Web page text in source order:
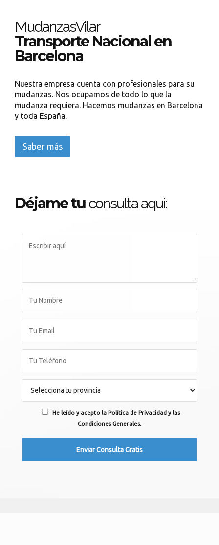
MudanzasVilar
Transporte Nacional en
Barcelona
Nuestra empresa cuenta con profesionales para su
mudanzas. Nos ocupamos de todo lo que la
mudanza requiera. Hacemos mudanzas en Barcelona
y toda España.
Saber más
Déjame tu consulta aqui:
He leído y acepto la Política de Privacidad y las
Condiciones Generales.